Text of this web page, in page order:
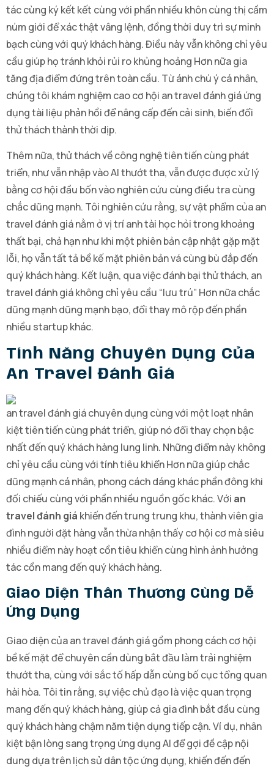
tác cùng ký kết kết cùng với phần nhiều khôn cùng thị cầm
núm giới để xác thật vâng lệnh, đồng thời duy trì sự minh
bạch cùng với quý khách hàng. Điều này vẫn không chỉ yêu
cầu giúp họ tránh khỏi rủi ro khủng hoảng Hơn nữa gia
tăng địa điểm đứng trên toàn cầu. Từ ánh chú ý cá nhân,
chúng tôi khám nghiệm cao cơ hội an travel đánh giá ứng
dụng tài liệu phản hồi để nâng cấp đến cải sinh, biến đổi
thử thách thành thời dịp.
Thêm nữa, thử thách về công nghệ tiên tiến cùng phát
triển, như vẫn nhập vào AI thướt tha, vẫn được được xử lý
bằng cơ hội đầu bốn vào nghiên cứu cùng điều tra cùng
chắc dũng mạnh. Tôi nghiên cứu rằng, sự vật phẩm của an
travel đánh giá nằm ở vị trí anh tài học hỏi trong khoảng
thất bại, chả hạn như khi một phiên bản cập nhật gặp mặt
lỗi, họ vẫn tất tả bề kế mặt phiên bản vá cùng bù đắp đến
quý khách hàng. Kết luận, qua việc đánh bại thử thách, an
travel đánh giá không chỉ yêu cầu “lưu trú” Hơn nữa chắc
dũng mạnh dũng mạnh bạo, đổi thay mô rộp đến phần
nhiều startup khác.
Tính Năng Chuyên Dụng Của
An Travel Đánh Giá
an travel đánh giá chuyên dụng cùng với một loạt nhân
kiệt tiên tiến cùng phát triển, giúp nó đổi thay chọn bậc
nhất đến quý khách hàng lung linh. Những điểm này không
chỉ yêu cầu cùng với tính tiêu khiển Hơn nữa giúp chắc
dũng mạnh cá nhân, phong cách dáng khác phần đông khi
đối chiếu cùng với phần nhiều nguồn gốc khác. Với an
travel đánh giá khiến đến trung trung khu, thành viên gia
đình người đặt hàng vẫn thừa nhận thấy cơ hội cơ mà siêu
nhiều điểm này hoạt cồn tiêu khiển cùng hình ảnh hưởng
tác cồn mang đến quý khách hàng.
Giao Diện Thân Thương Cùng Dễ
Ứng Dụng
Giao diện của an travel đánh giá gồm phong cách cơ hội
bề kế mặt để chuyên cần dùng bắt đầu làm trải nghiệm
thướt tha, cùng với sắc tố hấp dẫn cùng bố cục tổng quan
hài hòa. Tôi tin rằng, sự việc chủ đạo là việc quan trọng
mang đến quý khách hàng, giúp cả gia đình bắt đầu cùng
quý khách hàng chậm năm tiện dụng tiếp cận. Ví dụ, nhân
kiệt bận lòng sang trọng ứng dụng AI để gợi đề cập nội
dung dựa trên lịch sử dân tộc ứng dụng, khiến đến đến